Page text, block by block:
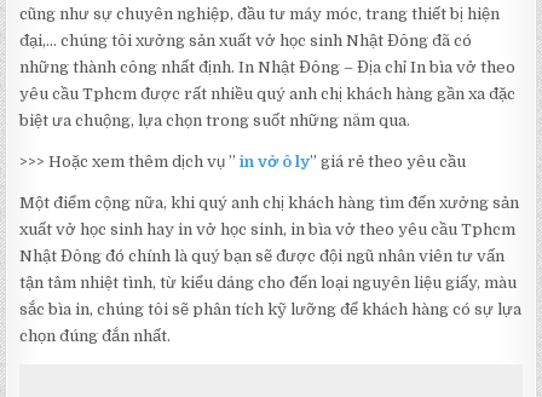
cũng như sự chuyên nghiệp, đầu tư máy móc, trang thiết bị hiện
đại,… chúng tôi xưởng sản xuất vở học sinh Nhật Đông đã có
những thành công nhất định. In Nhật Đông – Địa chỉ In bìa vở theo
yêu cầu Tphcm được rất nhiều quý anh chị khách hàng gần xa đặc
biệt ưa chuộng, lựa chọn trong suốt những năm qua.
>>> Hoặc xem thêm dịch vụ ”in vở ô ly” giá rẻ theo yêu cầu
Một điểm cộng nữa, khi quý anh chị khách hàng tìm đến xưởng sản
xuất vở học sinh hay in vở học sinh, in bìa vở theo yêu cầu Tphcm
Nhật Đông đó chính là quý bạn sẽ được đội ngũ nhân viên tư vấn
tận tâm nhiệt tình, từ kiểu dáng cho đến loại nguyên liệu giấy, màu
sắc bìa in, chúng tôi sẽ phân tích kỹ lưỡng để khách hàng có sự lựa
chọn đúng đắn nhất.